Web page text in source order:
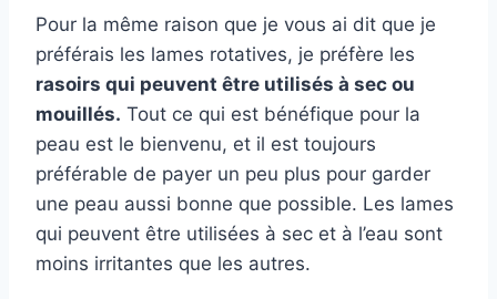
Pour la même raison que je vous ai dit que je
préférais les lames rotatives, je préfère les
rasoirs qui peuvent être utilisés à sec ou
mouillés. Tout ce qui est bénéfique pour la
peau est le bienvenu, et il est toujours
préférable de payer un peu plus pour garder
une peau aussi bonne que possible. Les lames
qui peuvent être utilisées à sec et à l’eau sont
moins irritantes que les autres.